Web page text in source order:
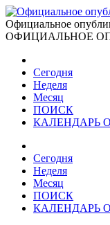
Официальное
ОФИЦИАЛЬНОЕ
Сегодня
Неделя
Месяц
ПОИСК
КАЛЕНДАРЬ
Сегодня
Неделя
Месяц
ПОИСК
КАЛЕНДАРЬ